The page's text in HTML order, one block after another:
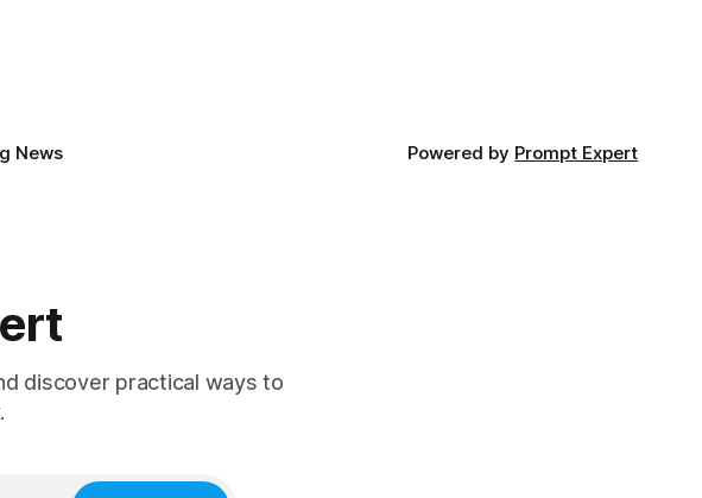
News Powered by Prompt Expert
discover practical ways to